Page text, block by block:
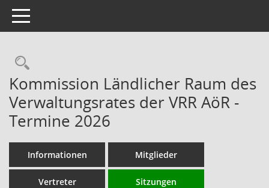
Toggle navigation
Rechercheauswahl
Kommission Ländlicher Raum des
Verwaltungsrates der VRR AöR -
Termine 2026
Informationen Mitglieder
Vertreter Sitzungen